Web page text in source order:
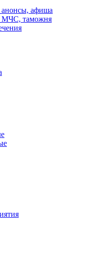
анонсы, афиша
таможня